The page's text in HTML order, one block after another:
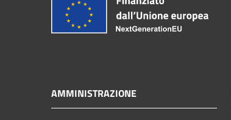
AMMINISTRAZIONE